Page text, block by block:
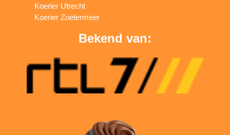
Koerier Utrecht
Koerier Zoetermeer
Bekend van: